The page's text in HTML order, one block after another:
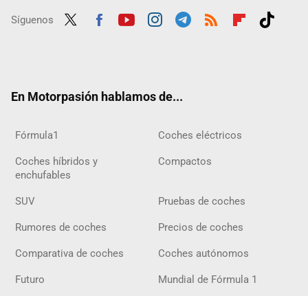
Síguenos
En Motorpasión hablamos de...
Fórmula1 Coches eléctricos
Coches híbridos y
enchufables
Compactos
SUV Pruebas de coches
Rumores de coches Precios de coches
Comparativa de coches Coches autónomos
Futuro Mundial de Fórmula 1